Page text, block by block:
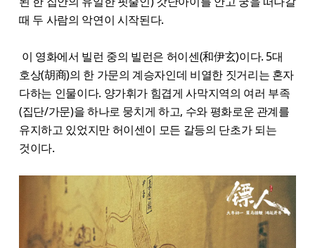
때 두 사람의 악연이 시작된다.
이 영화에서 빌런 중의 빌런은 허이센(和伊玄)이다. 5대
호상(胡商)의 한 가문의 계승자인데 비열한 짓거리는 혼자
다하는 인물이다. 양가휘가 힘겹게 사막지역의 여러 부족
(집단/가문)을 하나로 뭉치게 하고, 수와 평화로운 관계를
유지하고 있었지만 허이센이 모든 갈등의 단초가 되는
것이다.